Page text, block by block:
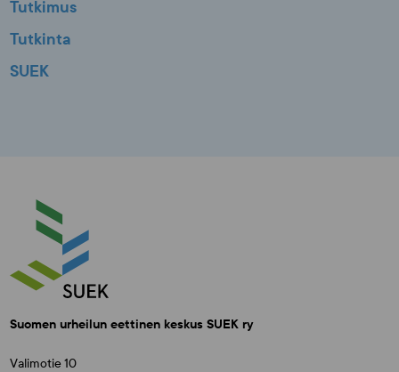
Tutkimus
Tutkinta
SUEK
Suomen urheilun eettinen keskus SUEK ry
Valimotie 10